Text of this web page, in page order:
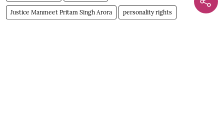
Justice Manmeet Pritam Singh Arora personality rights